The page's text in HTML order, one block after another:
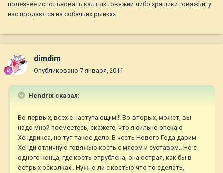
полезнее использовать калтык говяжий либо хрящики говяжьи, у
нас продаются на собачьих рынках
dimdim
Опубликовано 7 января, 2011
Hendrix сказал:
Во-первых, всех с наступающим!!! Во-вторых, может, вы
надо мной посмеетесь, скажете, что я сильно опекаю
Хендрикса, но тут такое дело. В честь Нового Года дарим
Хенди отличную говяжью кость с мясом и суставом.. Но с
одного конца, где кость отрублена, она острая, как бы в
острых осколках.. Нужно ли с костью что то сделать,